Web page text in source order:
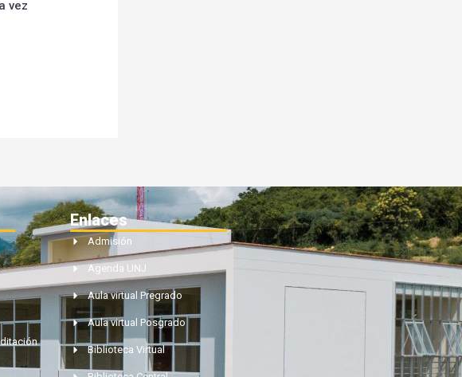
vez
Enlaces
Admisión
Agenda UNJ
Aula virtual Pregrado
Aula virtual Posgrado
Biblioteca Virtual